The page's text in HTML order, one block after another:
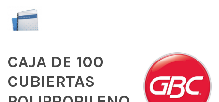
CAJA DE 100
CUBIERTAS